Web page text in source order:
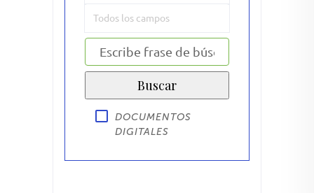
DOCUMENTOS
DIGITALES